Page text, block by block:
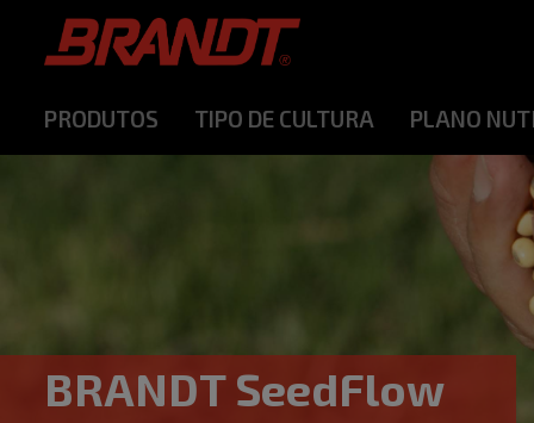
PRODUTOS TIPO DE CULTURA PLANO
BRANDT SeedFlow